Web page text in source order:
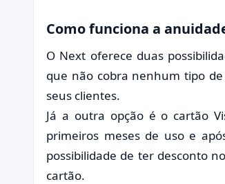
Como funciona a
O Next oferece duas
que não cobra nenhum tipo
seus clientes.
Já a outra opção é o cartão
primeiros meses de uso e
possibilidade de ter desconto
cartão.